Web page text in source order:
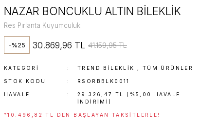
NAZAR BONCUKLU ALTIN BİLEKLİK
Res Pırlanta Kuyumculuk
-%25 30.869,96 TL 41.159,95 TL
KATEGORI TREND BILEKLIK TÜM ÜRÜNLER
STOK KODU RSORBBLK0011
HAVALE
29.326,47 TL (%5,00 HAVALE
INDIRIMI)
*10.496,82 TL DEN BAŞLAYAN TAKSITLERLE!